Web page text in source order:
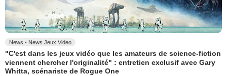
News - News Jeux Video
"C'est dans les jeux vidéo que les amateurs de science-fiction
viennent chercher l'originalité" : entretien exclusif avec Gary
Whitta, scénariste de Rogue One